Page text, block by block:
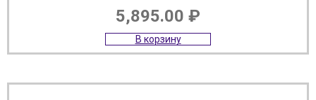
5,895.00 ₽
В корзину